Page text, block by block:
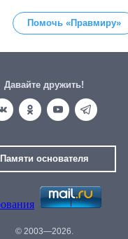
Помочь «Правмиру»
Давайте дружить!
Памяти основателя
© 2003—2026.